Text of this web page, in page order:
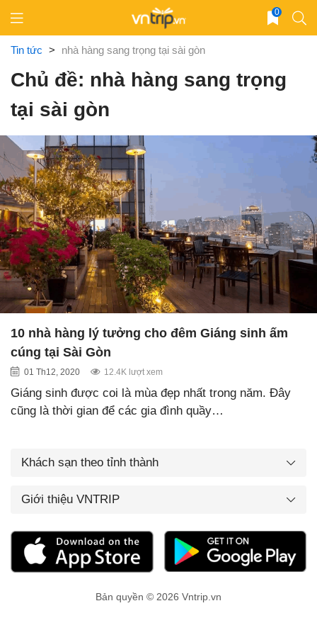
content
0
Tin tức > nhà hàng sang trọng tại sài gòn
Chủ đề: nhà hàng sang trọng
tại sài gòn
10 nhà hàng lý tưởng cho đêm Giáng sinh ấm
cúng tại Sài Gòn
01 Th12, 2020 12.4K lượt xem
Giáng sinh được coi là mùa đẹp nhất trong năm. Đây
cũng là thời gian để các gia đình quầy…
Khách sạn theo tỉnh thành
Giới thiệu VNTRIP
Bản quyền © 2026 Vntrip.vn